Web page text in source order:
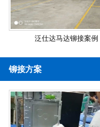
泛仕达马达铆接案例
铆接方案